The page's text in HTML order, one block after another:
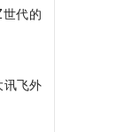
代的
讯飞外